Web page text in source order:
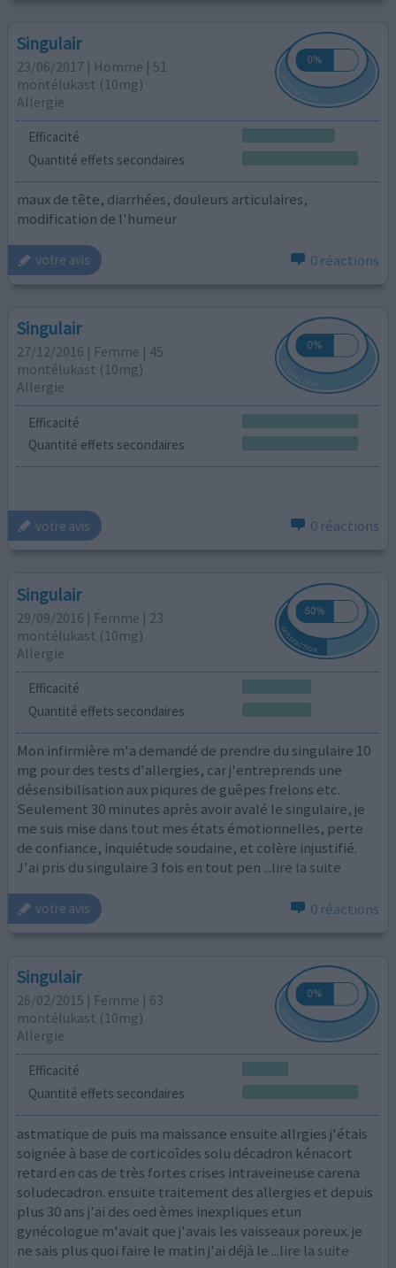
Singulair
23/06/2017 | Homme | 51
montélukast (10mg)
Allergie
Efficacité
Quantité effets secondaires
maux de tête, diarrhées, douleurs articulaires,
modification de l'humeur
votre avis 0 réactions
Singulair
27/12/2016 | Femme | 45
montélukast (10mg)
Allergie
Efficacité
Quantité effets secondaires
votre avis 0 réactions
Singulair
29/09/2016 | Femme | 23
montélukast (10mg)
Allergie
Efficacité
Quantité effets secondaires
Mon infirmière m'a demandé de prendre du singulaire 10
mg pour des tests d'allergies, car j'entreprends une
désensibilisation aux piqures de guêpes frelons etc.
Seulement 30 minutes après avoir avalé le singulaire, je
me suis mise dans tout mes états émotionnelles, perte
de confiance, inquiétude soudaine, et colère injustifié.
J'ai pris du singulaire 3 fois en tout pen ...lire la suite
votre avis 0 réactions
Singulair
26/02/2015 | Femme | 63
montélukast (10mg)
Allergie
Efficacité
Quantité effets secondaires
astmatique de puis ma maissance ensuite allrgies j'étais
soignée à base de corticoîdes solu décadron kénacort
retard en cas de très fortes crises intraveineuse carena
soludecadron. ensuite traitement des allergies et depuis
plus 30 ans j'ai des oed èmes inexpliques etun
gynécologue m'avait que j'avais les vaisseaux poreux. je
ne sais plus quoi faire le matin j'ai déjà le ...lire la suite